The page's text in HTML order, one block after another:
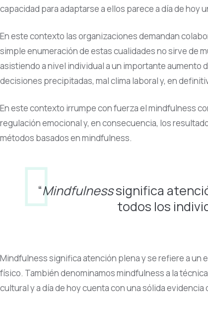
capacidad para adaptarse a ellos parece a día de hoy
En este contexto las organizaciones demandan
simple enumeración de estas cualidades no sirve de
asistiendo a nivel individual a un importante
decisiones precipitadas, mal clima laboral y, en
En este contexto irrumpe con fuerza el mindfulness
regulación emocional y, en consecuencia, los
métodos basados en mindfulness.
“Mindfulnesssignifica
todos los
Mindfulness significa atención plena y se refiere a un
físico. También denominamos mindfulness a la
cultural y a día de hoy cuenta con una sólida evidencia